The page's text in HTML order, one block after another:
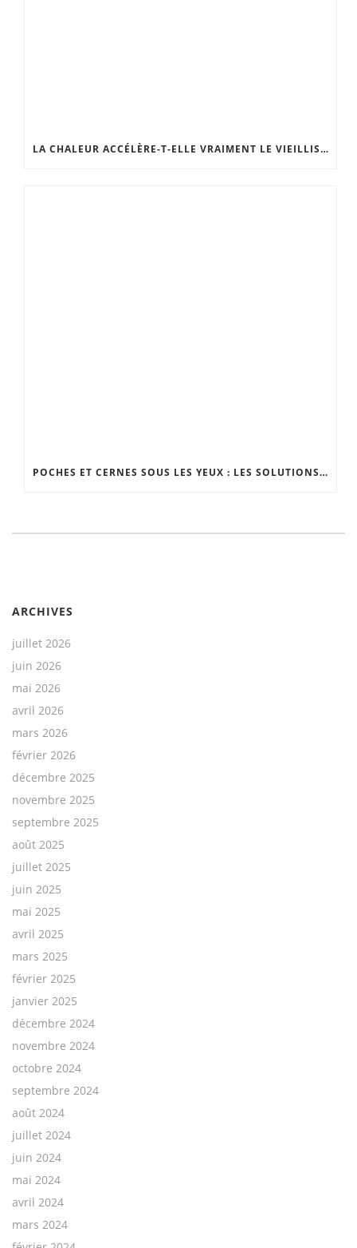
LA CHALEUR ACCÉLÈRE-T-ELLE VRAIMENT LE VIEILLISSEMENT DE LA PEAU ?
POCHES ET CERNES SOUS LES YEUX : LES SOLUTIONS EFFICACES
ARCHIVES
juillet 2026
juin 2026
mai 2026
avril 2026
mars 2026
février 2026
décembre 2025
novembre 2025
septembre 2025
août 2025
juillet 2025
juin 2025
mai 2025
avril 2025
mars 2025
février 2025
janvier 2025
décembre 2024
novembre 2024
octobre 2024
septembre 2024
août 2024
juillet 2024
juin 2024
mai 2024
avril 2024
mars 2024